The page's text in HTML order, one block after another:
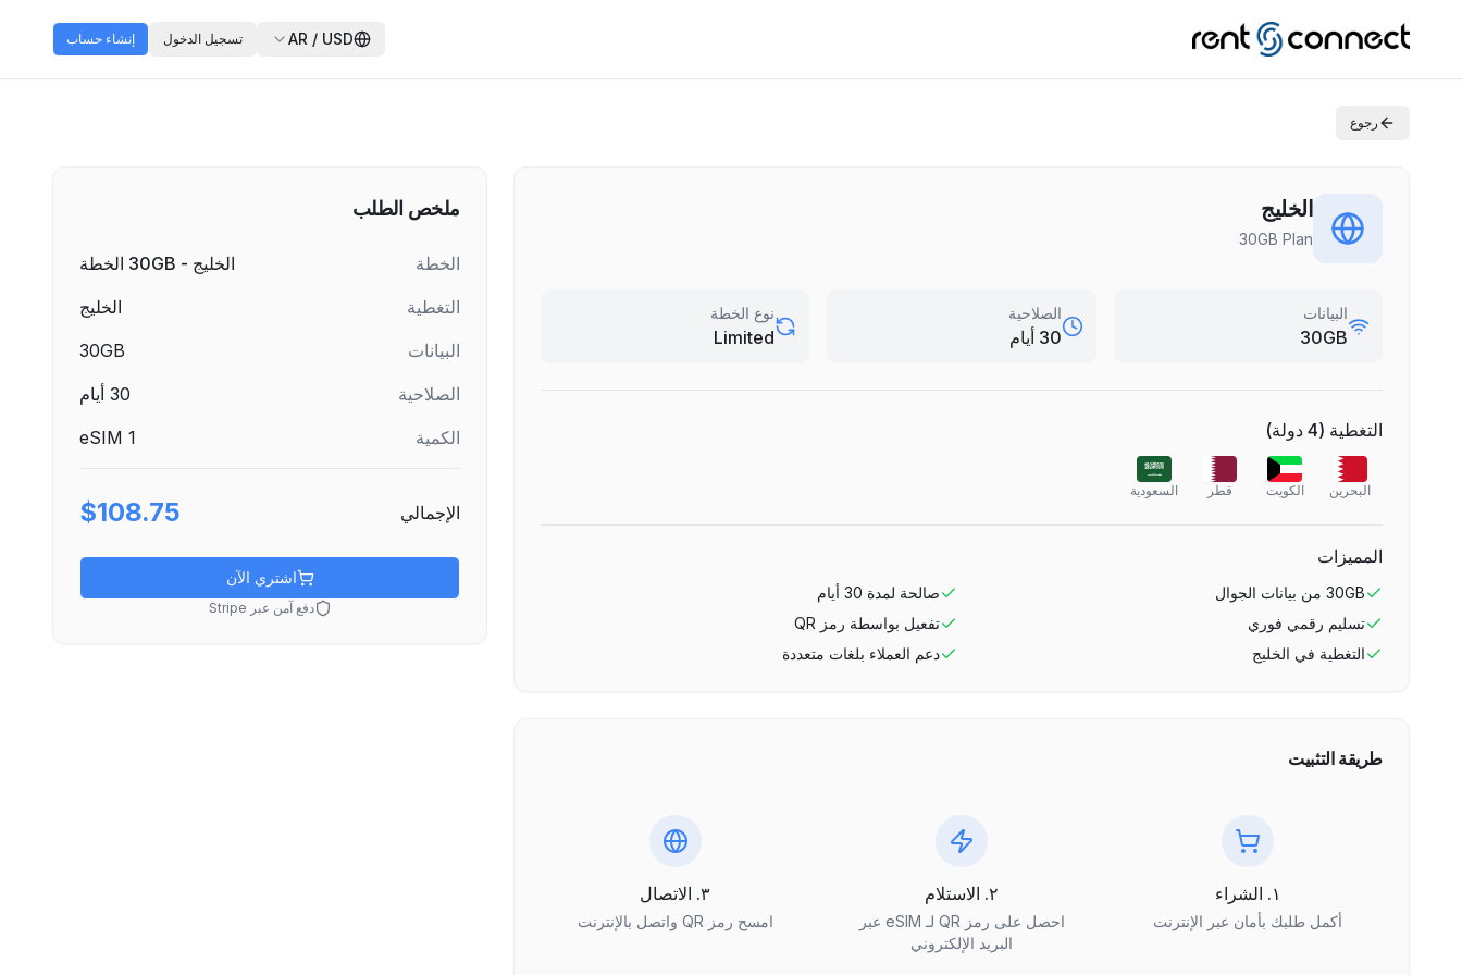
AR / USD تسجيل الدخول إنشاء حساب
رجوع
الخليج
30GB Plan
البيانات
30GB
الصلاحية
30 أيام
نوع الخطة
Limited
التغطية (
4 دولة)
البحرين الكويت قطر السعودية
المميزات
30GB من بيانات الجوال صالحة لمدة 30 أيام
تسليم رقمي فوري
تفعيل بواسطة رمز QR
التغطية في الخليج دعم العملاء بلغات متعددة
طريقة التثبيت
١. الشراء
أكمل طلبك بأمان عبر الإنترنت
٢. الاستلام
احصل على رمز QR لـ eSIM عبر
البريد الإلكتروني
٣. الاتصال
امسح رمز QR واتصل بالإنترنت
ملخص الطلب
الخطة
الخليج - 30GB الخطة
التغطية
الخليج
البيانات
30GB
الصلاحية
30 أيام
الكمية
1
الإجمالي $108.75
اشتري الآن
دفع آمن عبر Stripe